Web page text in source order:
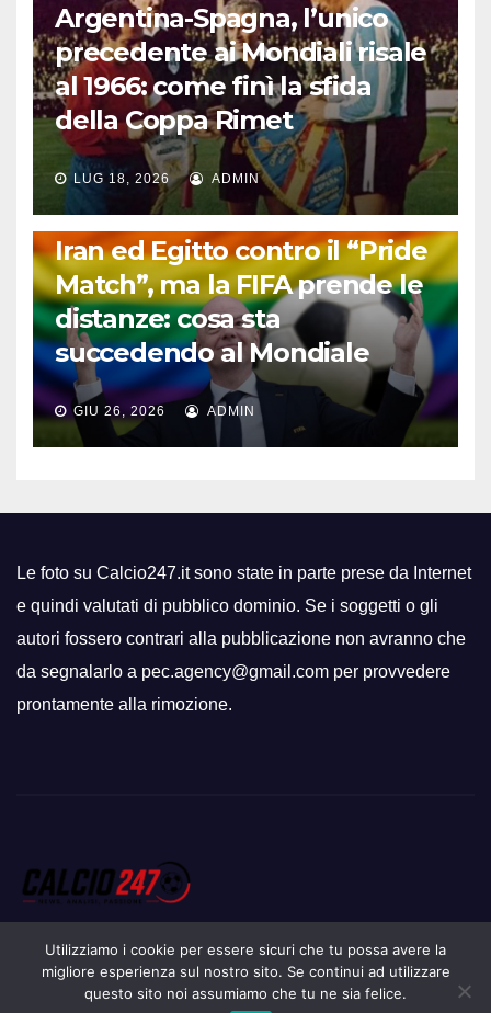
Argentina-Spagna, l’unico
precedente ai Mondiali risale
al 1966: come finì la sfida
della Coppa Rimet
LUG 18, 2026 ADMIN
FUORI DAL CAMPO: CALCIO, GOSSIP E NON SOLO
Iran ed Egitto contro il “Pride
Match”, ma la FIFA prende le
distanze: cosa sta
succedendo al Mondiale
GIU 26, 2026 ADMIN
Le foto su Calcio247.it sono state in parte prese da Internet
e quindi valutati di pubblico dominio. Se i soggetti o gli
autori fossero contrari alla pubblicazione non avranno che
da segnalarlo a pec.agency@gmail.com per provvedere
prontamente alla rimozione.
Utilizziamo i cookie per essere sicuri che tu possa avere la
migliore esperienza sul nostro sito. Se continui ad utilizzare
questo sito noi assumiamo che tu ne sia felice.